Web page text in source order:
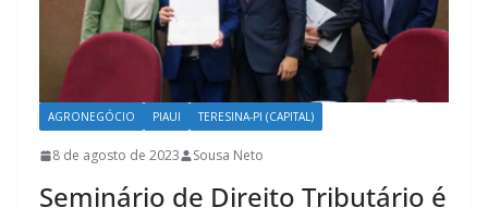
AGRONEGÓCIO PIAUI TERESINA-PI (CAPITAL)
8 de agosto de 2023 Sousa Neto
Seminário de Direito Tributário é